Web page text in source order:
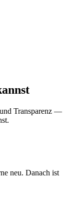
Transparenz —
neu. Danach ist